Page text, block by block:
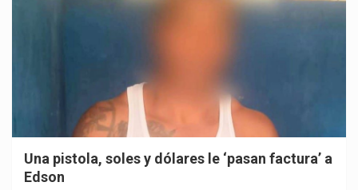
Una pistola, soles y dólares le ‘pasan factura’ a
Edson